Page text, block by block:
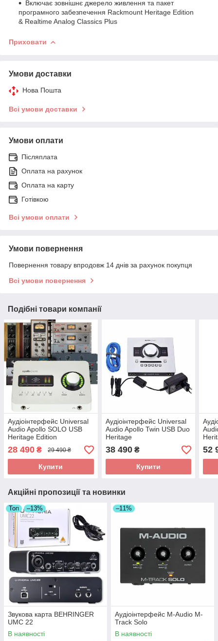
Включає зовнішнє джерело живлення та пакет
програмного забезпечення Rackmount Heritage Edition
& Realtime Analog Classics Plus
Приховати
Умови доставки
Нова Пошта
Всі умови доставки
Умови оплати
Післяплата
Оплата на рахунок
Оплата на карту
Готівкою
Всі умови оплати
Умови повернення
Повернення товару впродовж 14 днів за рахунок покупця
Всі умови повернення
Подібні товари компанії
Аудіоінтерфейс Universal
Audio Apollo SOLO USB
Heritage Edition
28 490 ₴ 29 490 ₴
Купити
Аудіоінтерфейс Universal
Audio Apollo Twin USB Duo
Heritage
38 490₴
Купити
52
Акційні пропозиції та новинки
Топ –13%
Звукова карта BEHRINGER
UMC 22
В наявності
–11%
Аудіоінтерфейс M-Audio M-
Track Solo
В наявності